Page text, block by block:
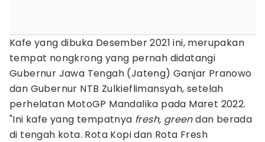
Kafe yang dibuka Desember 2021 ini, merupakan
tempat nongkrong yang pernah didatangi
Gubernur Jawa Tengah (Jateng) Ganjar Pranowo
dan Gubernur NTB Zulkieflimansyah, setelah
perhelatan MotoGP Mandalika pada Maret 2022.
"Ini kafe yang tempatnya fresh, greendan berada
di tengah kota. Rota Kopi dan Rota Fresh